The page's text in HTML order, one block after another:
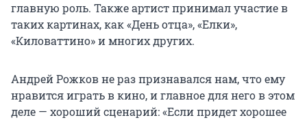
главную роль. Также артист принимал участие в
таких картинах, как «День отца», «Елки»,
«Киловаттино» и многих других.
Андрей Рожков не раз признавался нам, что ему
нравится играть в кино, и главное для него в этом
деле — хороший сценарий: «Если придет хорошее